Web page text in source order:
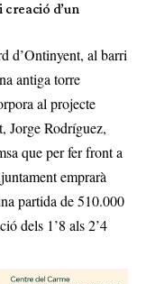
d’un
d’Ontinyent, al barri
antiga torre
al projecte
Jorge Rodríguez,
que per fer front a
emprarà
partida de 510.000
dels 1’8 als 2’4